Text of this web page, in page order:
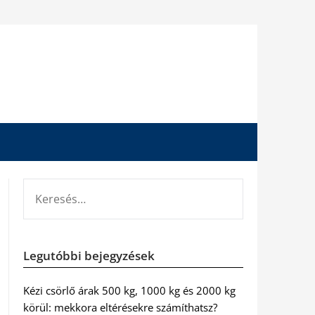
Legutóbbi bejegyzések
Kézi csörlő árak 500 kg, 1000 kg és 2000 kg
körül: mekkora eltérésekre számíthatsz?